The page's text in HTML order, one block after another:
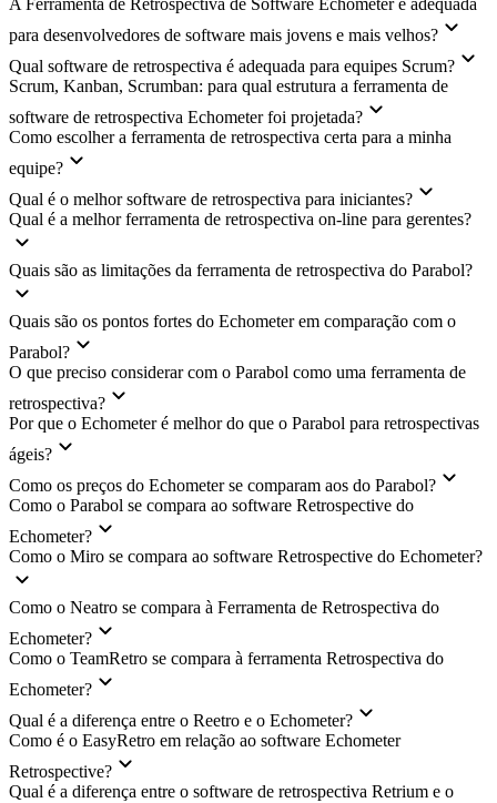
A Ferramenta de Retrospectiva de Software Echometer é adequada
para desenvolvedores de software mais jovens e mais velhos?
Qual software de retrospectiva é adequada para equipes Scrum?
Scrum, Kanban, Scrumban: para qual estrutura a ferramenta de
software de retrospectiva Echometer foi projetada?
Como escolher a ferramenta de retrospectiva certa para a minha
equipe?
Qual é o melhor software de retrospectiva para iniciantes?
Qual é a melhor ferramenta de retrospectiva on-line para gerentes?
Quais são as limitações da ferramenta de retrospectiva do Parabol?
Quais são os pontos fortes do Echometer em comparação com o
Parabol?
O que preciso considerar com o Parabol como uma ferramenta de
retrospectiva?
Por que o Echometer é melhor do que o Parabol para retrospectivas
ágeis?
Como os preços do Echometer se comparam aos do Parabol?
Como o Parabol se compara ao software Retrospective do
Echometer?
Como o Miro se compara ao software Retrospective do Echometer?
Como o Neatro se compara à Ferramenta de Retrospectiva do
Echometer?
Como o TeamRetro se compara à ferramenta Retrospectiva do
Echometer?
Qual é a diferença entre o Reetro e o Echometer?
Como é o EasyRetro em relação ao software Echometer
Retrospective?
Qual é a diferença entre o software de retrospectiva Retrium e o